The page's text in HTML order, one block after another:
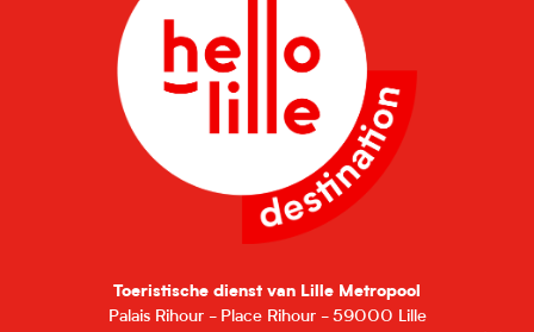
Toeristische dienst van Lille Metropool
Palais Rihour - Place Rihour - 59000 Lille